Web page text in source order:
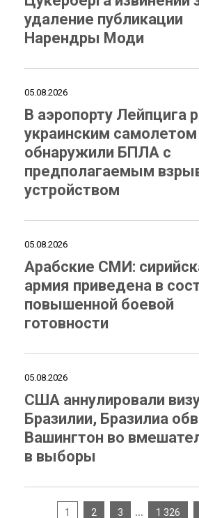
удаление публикации
Нарендры Моди
05.08.2026
В аэропорту Лейпцига
украинским самолетом
обнаружили БПЛА с
предполагаемым
устройством
05.08.2026
Арабские СМИ:
армия приведена в
повышенной боевой
готовности
05.08.2026
США аннулировали
Бразилии, Бразилиа
Вашингтон во
в выборы
1 2 3 … 1 326